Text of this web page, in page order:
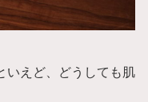
いえど、どうしても肌